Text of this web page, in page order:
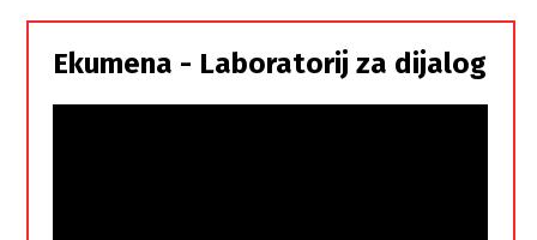
Srbi,
istorodna
braća
Ekumena - Laboratorij za dijalog